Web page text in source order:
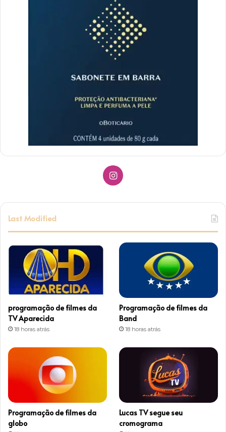
I
t
r
a
Last Modified
programação de filmes da
TV Aparecida
18 horas atrás
Programação de filmes da
Band
18 horas atrás
Programação de filmes da
globo
Lucas TV segue seu
cromograma